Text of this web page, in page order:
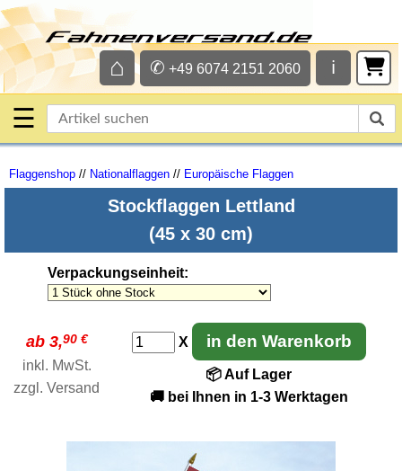
ℹ
✆ +49 6074 2151 2060
⌂
☰
Flaggenshop // Nationalflaggen // Europäische Flaggen
Stockflaggen Lettland
(45 x 30 cm)
Verpackungseinheit:
ab 3,90 €
inkl. MwSt.
zzgl. Versand
X in den Warenkorb
📦 Auf Lager
🚚 bei Ihnen in 1-3 Werktagen